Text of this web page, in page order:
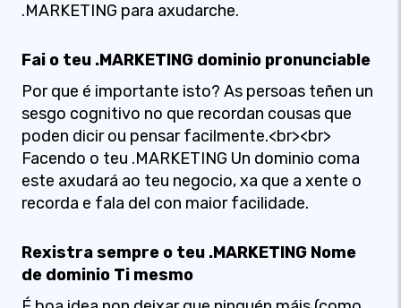
.MARKETING para axudarche.
Fai o teu .MARKETING dominio pronunciable
Por que é importante isto? As persoas teñen un
sesgo cognitivo no que recordan cousas que
poden dicir ou pensar facilmente.<br><br>
Facendo o teu .MARKETING Un dominio coma
este axudará ao teu negocio, xa que a xente o
recorda e fala del con maior facilidade.
Rexistra sempre o teu .MARKETING Nome
de dominio Ti mesmo